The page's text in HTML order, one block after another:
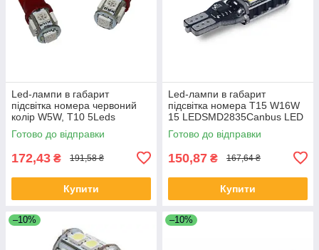
Led-лампи в габарит
підсвітка номера червоний
колір W5W, Т10 5Leds
5050SMD, 12V.
Готово до відправки
172,43 ₴ 191,58 ₴
Купити
Led-лампи в габарит
підсвітка номера T15 W16W
15 LEDSMD2835Canbus LED
12V.Супер яскраві
Готово до відправки
150,87 ₴ 167,64 ₴
Купити
–10% –10%